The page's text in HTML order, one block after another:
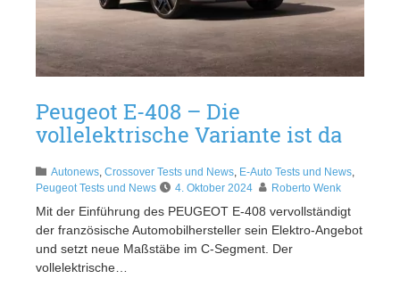
Peugeot E-408 – Die
vollelektrische Variante ist da
Autonews, Crossover Tests und News, E-Auto Tests und News,
Peugeot Tests und News
4. Oktober 2024 Roberto Wenk
Mit der Einführung des PEUGEOT E-408 vervollständigt
der französische Automobilhersteller sein Elektro-Angebot
und setzt neue Maßstäbe im C-Segment. Der
vollelektrische…